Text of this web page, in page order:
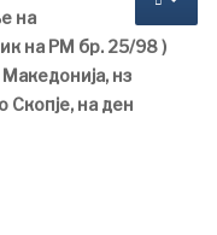
на
на РМ бр. 25/98 )
нз
Скопје, на ден